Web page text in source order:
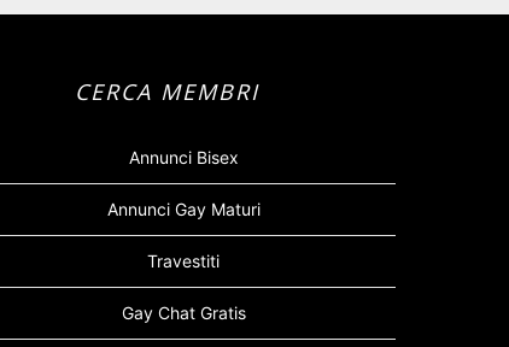
CERCA MEMBRI
Annunci Bisex
Annunci Gay Maturi
Travestiti
Gay Chat Gratis